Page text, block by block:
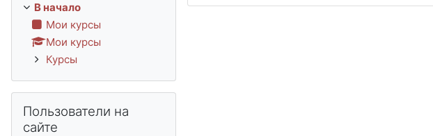
В начало
Мои курсы
Мои курсы
Курсы
Пользователи на
сайте